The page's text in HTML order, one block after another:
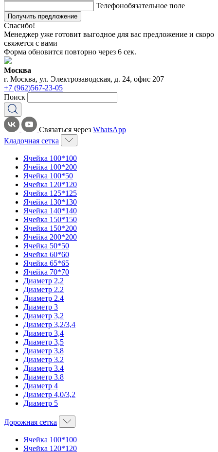
Телефонобязательное поле
Получить предложение
Спасибо!
Менеджер уже готовит выгодное для вас предложение и скоро
свяжется с вами
Форма обновится повторно через 6 сек.
Москва
г. Москва, ул. Электрозаводская, д. 24, офис 207
+7 (962)567-23-05
Поиск
Связаться через WhatsApp
Кладочная сетка
Ячейка 100*100
Ячейка 100*200
Ячейка 100*50
Ячейка 120*120
Ячейка 125*125
Ячейка 130*130
Ячейка 140*140
Ячейка 150*150
Ячейка 150*200
Ячейка 200*200
Ячейка 50*50
Ячейка 60*60
Ячейка 65*65
Ячейка 70*70
Диаметр 2,2
Диаметр 2.2
Диаметр 2.4
Диаметр 3
Диаметр 3,2
Диаметр 3,2/3,4
Диаметр 3,4
Диаметр 3,5
Диаметр 3,8
Диаметр 3.2
Диаметр 3.4
Диаметр 3.8
Диаметр 4
Диаметр 4,0/3,2
Диаметр 5
Дорожная сетка
Ячейка 100*100
Ячейка 120*120